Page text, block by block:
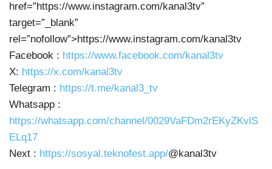
href=”https://www.instagram.com/kanal3tv”
target=”_blank”
rel=”nofollow”>https://www.instagram.com/kanal3tv
Facebook : https://www.facebook.com/kanal3tv
X: https://x.com/kanal3tv
Telegram : https://t.me/kanal3_tv
Whatsapp :
https://whatsapp.com/channel/0029VaFDm2rEKyZKvlS
ELq17
Next : https://sosyal.teknofest.app/@kanal3tv